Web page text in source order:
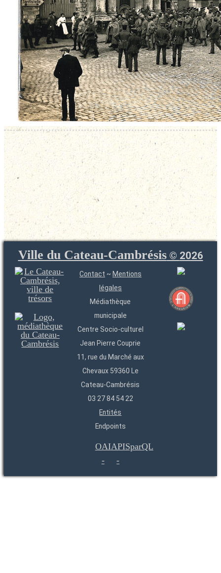
Ville du Cateau-Cambrésis© 2026
Contact ~ Mentions
légales
Médiathèque
municipale
Centre Socio-culturel
Jean Pierre Couprie
11, rue du Marché aux
Chevaux 59360 Le
Cateau-Cambrésis
03 27 84 54 22
Entités
Endpoints
OAI
-
API
-
SparQL